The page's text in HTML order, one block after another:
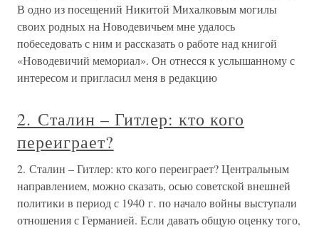
В одно из посещений Никитой Михалковым могилы
своих родных на Новодевичьем мне удалось
побеседовать с ним и рассказать о работе над книгой
«Новодевичий мемориал». Он отнесся к услышанному с
интересом и пригласил меня в редакцию
2. Сталин – Гитлер: кто кого
переиграет?
2. Сталин – Гитлер: кто кого переиграет? Центральным
направлением, можно сказать, осью советской внешней
политики в период с 1940 г. по начало войны выступали
отношения с Германией. Если давать общую оценку того,